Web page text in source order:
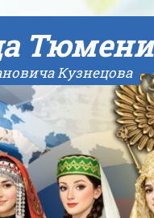
Тюмени
Кузнецова